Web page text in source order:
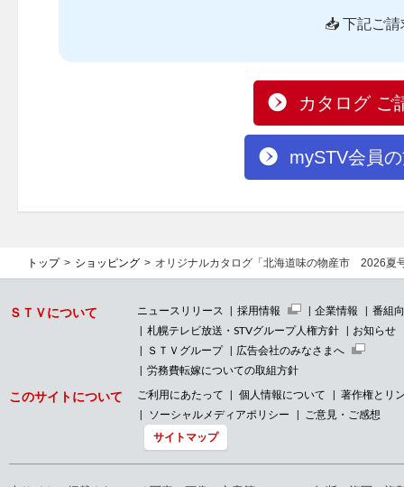
📥 下記ご
カタログ ご
mySTV会員
トップ ショッピング オリジナルカタログ「北海道味の物産市 2026夏
ＳＴＶについて ニュースリリース 採用情報 企業情報
番組
札幌テレビ放送・STVグループ人権方針
お知らせ
ＳＴＶグループ
広告会社のみなさまへ
労務費転嫁についての取組方針
このサイトについて ご利用にあたって 個人情報について
著作権とリ
ソーシャルメディアポリシー
ご意見・ご感想
サイトマップ